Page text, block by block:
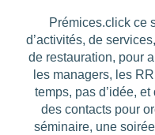
Prémices.click ce
d’activités, de
de restauration, pour
les managers, les
temps, pas d’idée,
des contacts pour
séminaire, une